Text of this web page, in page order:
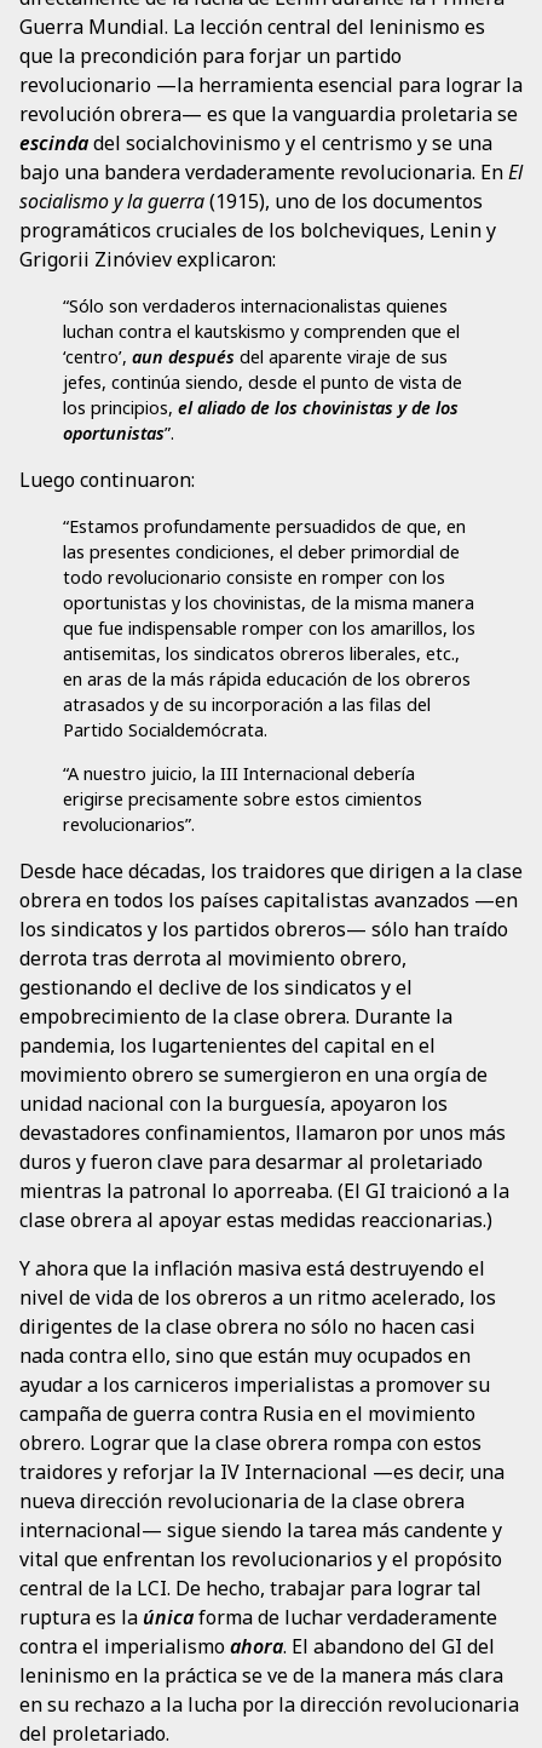
Guerra Mundial. La lección central del leninismo es
que la precondición para forjar un partido
revolucionario —la herramienta esencial para lograr la
revolución obrera— es que la vanguardia proletaria se
escindadel socialchovinismo y el centrismo y se una
bajo una bandera verdaderamente revolucionaria. EnEl
socialismo y la guerra(1915), uno de los documentos
programáticos cruciales de los bolcheviques, Lenin y
Grigorii Zinóviev explicaron:
“Sólo son verdaderos internacionalistas quienes
luchan contra el kautskismo y comprenden que el
‘centro’, aun después del aparente viraje de sus
jefes, continúa siendo, desde el punto de vista de
los principios, el aliado de los chovinistas y de los
oportunistas”.
Luego continuaron:
“Estamos profundamente persuadidos de que, en
las presentes condiciones, el deber primordial de
todo revolucionario consiste en romper con los
oportunistas y los chovinistas, de la misma manera
que fue indispensable romper con los amarillos, los
antisemitas, los sindicatos obreros liberales, etc.,
en aras de la más rápida educación de los obreros
atrasados y de su incorporación a las filas del
Partido Socialdemócrata.
“A nuestro juicio, la III Internacional debería
erigirse precisamente sobre estos cimientos
revolucionarios”.
Desde hace décadas, los traidores que dirigen a la clase
obrera en todos los países capitalistas avanzados —en
los sindicatos y los partidos obreros— sólo han traído
derrota tras derrota al movimiento obrero,
gestionando el declive de los sindicatos y el
empobrecimiento de la clase obrera. Durante la
pandemia, los lugartenientes del capital en el
movimiento obrero se sumergieron en una orgía de
unidad nacional con la burguesía, apoyaron los
devastadores confinamientos, llamaron por unos más
duros y fueron clave para desarmar al proletariado
mientras la patronal lo aporreaba. (El GI traicionó a la
clase obrera al apoyar estas medidas reaccionarias.)
Y ahora que la inflación masiva está destruyendo el
nivel de vida de los obreros a un ritmo acelerado, los
dirigentes de la clase obrera no sólo no hacen casi
nada contra ello, sino que están muy ocupados en
ayudar a los carniceros imperialistas a promover su
campaña de guerra contra Rusia en el movimiento
obrero. Lograr que la clase obrera rompa con estos
traidores y reforjar la IV Internacional —es decir, una
nueva dirección revolucionaria de la clase obrera
internacional— sigue siendo la tarea más candente y
vital que enfrentan los revolucionarios y el propósito
central de la LCI. De hecho, trabajar para lograr tal
ruptura es laúnicaforma de luchar verdaderamente
contra el imperialismoahora. El abandono del GI del
leninismo en la práctica se ve de la manera más clara
en su rechazo a la lucha por la dirección revolucionaria
del proletariado.